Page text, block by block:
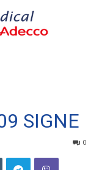
SIGNE
0